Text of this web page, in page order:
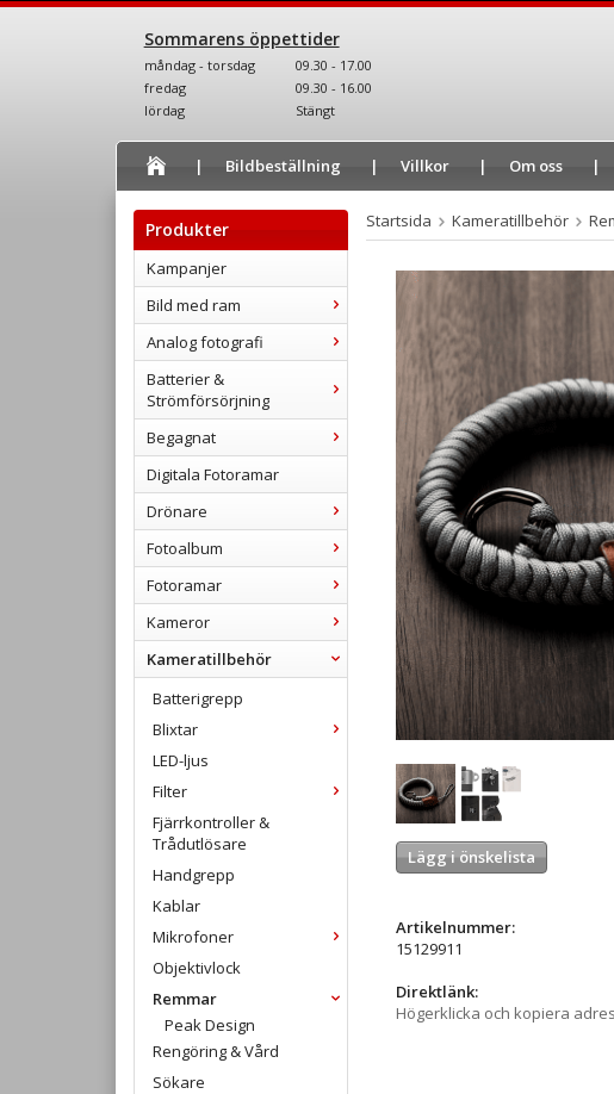
Sommarens öppettider
måndag - torsdag
09.30 - 17.00
fredag
09.30 - 16.00
lördag
Stängt
Bildbeställning Villkor Om oss
Produkter
Kampanjer
Bild med ram
Analog fotografi
Batterier &
Strömförsörjning
Begagnat
Digitala Fotoramar
Drönare
Fotoalbum
Fotoramar
Kameror
Kameratillbehör
Batterigrepp
Blixtar
LED-ljus
Filter
Fjärrkontroller &
Trådutlösare
Handgrepp
Kablar
Mikrofoner
Objektivlock
Remmar
Peak Design
Rengöring & Vård
Sökare
Startsida Kameratillbehör
Lägg i önskelista
Artikelnummer:
15129911
Direktlänk:
Högerklicka och kopiera